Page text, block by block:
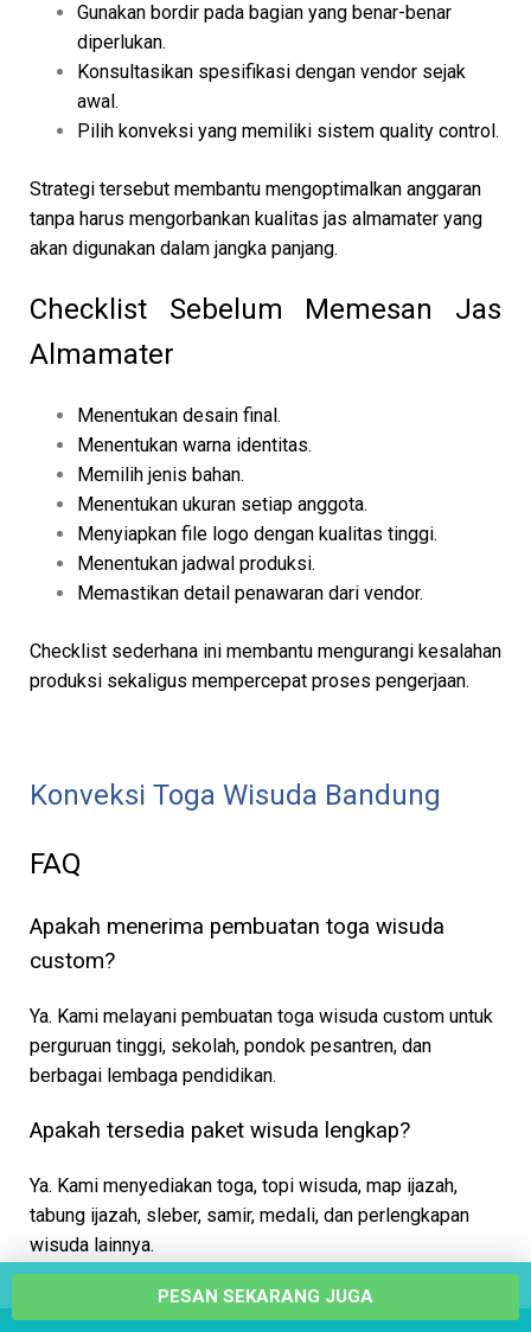
PESAN SEKARANG JUGA
Gunakan bordir pada bagian yang benar-benar
diperlukan.
Konsultasikan spesifikasi dengan vendor sejak
awal.
Pilih konveksi yang memiliki sistem quality control.
Strategi tersebut membantu mengoptimalkan anggaran
tanpa harus mengorbankan kualitas jas almamater yang
akan digunakan dalam jangka panjang.
Checklist Sebelum Memesan Jas
Almamater
Menentukan desain final.
Menentukan warna identitas.
Memilih jenis bahan.
Menentukan ukuran setiap anggota.
Menyiapkan file logo dengan kualitas tinggi.
Menentukan jadwal produksi.
Memastikan detail penawaran dari vendor.
Checklist sederhana ini membantu mengurangi kesalahan
produksi sekaligus mempercepat proses pengerjaan.
Konveksi Toga Wisuda Bandung
FAQ
Apakah menerima pembuatan toga wisuda
custom?
Ya. Kami melayani pembuatan toga wisuda custom untuk
perguruan tinggi, sekolah, pondok pesantren, dan
berbagai lembaga pendidikan.
Apakah tersedia paket wisuda lengkap?
Ya. Kami menyediakan toga, topi wisuda, map ijazah,
tabung ijazah, sleber, samir, medali, dan perlengkapan
wisuda lainnya.
Apakah bisa membuat bordir logo kampus?